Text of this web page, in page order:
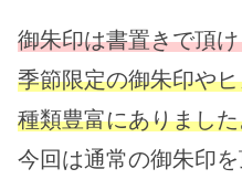
御朱印は書置きで頂
季節限定の御朱印や
種類豊富にありまし
今回は通常の御朱印を